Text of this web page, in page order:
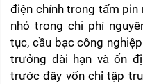
điện chính trong tấm
nhỏ trong chi phí
tục, cầu bạc công
trưởng dài hạn và ổn
trước đây vốn chỉ tập